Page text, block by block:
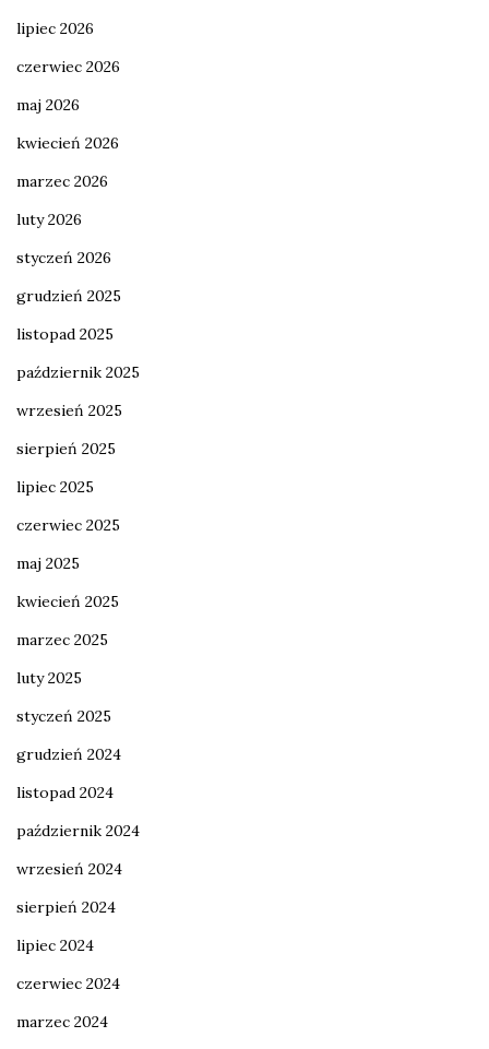
lipiec 2026
czerwiec 2026
maj 2026
kwiecień 2026
marzec 2026
luty 2026
styczeń 2026
grudzień 2025
listopad 2025
październik 2025
wrzesień 2025
sierpień 2025
lipiec 2025
czerwiec 2025
maj 2025
kwiecień 2025
marzec 2025
luty 2025
styczeń 2025
grudzień 2024
listopad 2024
październik 2024
wrzesień 2024
sierpień 2024
lipiec 2024
czerwiec 2024
marzec 2024